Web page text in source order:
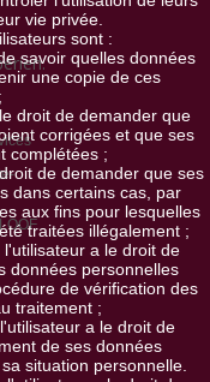
vie privée.
sont :
savoir quelles données
une copie de ces
droit de demander que
corrigées et que ses
complétées ;
de demander que ses
dans certains cas, par
aux fins pour lesquelles
traitées illégalement ;
a le droit de
données personnelles
de vérification des
traitement ;
a le droit de
de ses données
situation personnelle.